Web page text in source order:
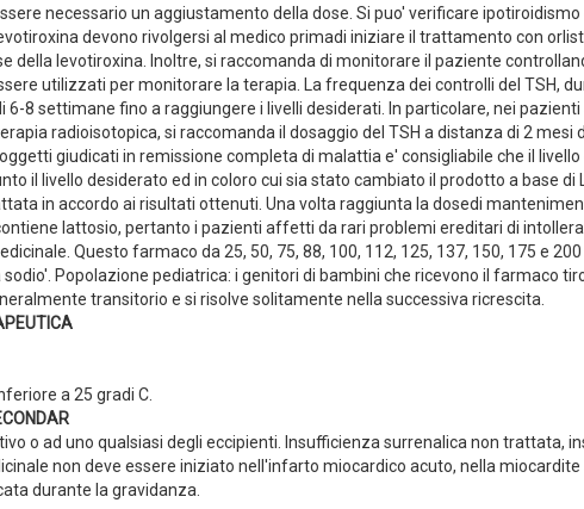
necessario un aggiustamento della dose. Si puo' verificare
devono rivolgersi al medico primadi iniziare il trattamento con
della levotiroxina. Inoltre, si raccomanda di monitorare il paziente
utilizzati per monitorare la terapia. La frequenza dei controlli del TSH,
6-8 settimane fino a raggiungere i livelli desiderati. In particolare, nei
radioisotopica, si raccomanda il dosaggio del TSH a distanza di 2
giudicati in remissione completa di malattia e' consigliabile che il
il livello desiderato ed in coloro cui sia stato cambiato il prodotto a base
in accordo ai risultati ottenuti. Una volta raggiunta la dosedi
lattosio, pertanto i pazienti affetti da rari problemi ereditari di
Questo farmaco da 25, 50, 75, 88, 100, 112, 125, 137, 150, 175 e
Popolazione pediatrica: i genitori di bambini che ricevono il farmaco
transitorio e si risolve solitamente nella successiva ricrescita.
a 25 gradi C.
o ad uno qualsiasi degli eccipienti. Insufficienza surrenalica non
non deve essere iniziato nell'infarto miocardico acuto, nella
durante la gravidanza.